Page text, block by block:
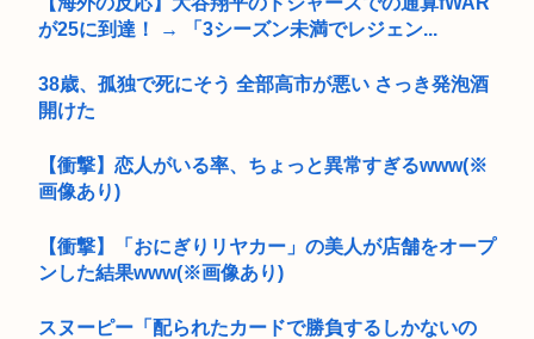
が25に到達！ → 「3シーズン未満でレジェン...
38歳、孤独で死にそう 全部高市が悪い さっき発泡酒
開けた
【衝撃】恋人がいる率、ちょっと異常すぎるwww(※
画像あり)
【衝撃】「おにぎりリヤカー」の美人が店舗をオープ
ンした結果www(※画像あり)
スヌーピー「配られたカードで勝負するしかないの